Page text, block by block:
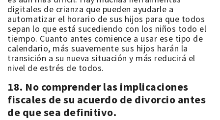
digitales de crianza que pueden ayudarle a
automatizar el horario de sus hijos para que todos
sepan lo que está sucediendo con los niños todo el
tiempo. Cuanto antes comience a usar ese tipo de
calendario, más suavemente sus hijos harán la
transición a su nueva situación y más reducirá el
nivel de estrés de todos.
18. No comprender las implicaciones
fiscales de su acuerdo de divorcio antes
de que sea definitivo.